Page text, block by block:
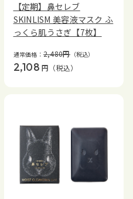
【定期】鼻セレブ
SKINLISM 美容液マスク ふ
っくら肌うさぎ【7枚】
通常価格： 2,480円（税込）
2,108 円 （税込）